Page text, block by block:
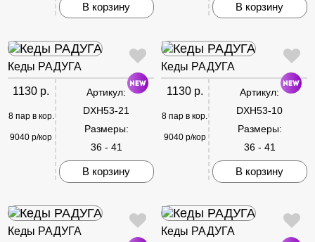
В корзину В корзину
Кеды РАДУГА
1130 р.
8 пар в кор.
9040 р/кор
Артикул:
DXH53-21
Размеры:
36 - 41
В корзину
Кеды РАДУГА
1130 р.
8 пар в кор.
9040 р/кор
Артикул:
DXH53-10
Размеры:
36 - 41
В корзину
Кеды РАДУГА Кеды РАДУГА